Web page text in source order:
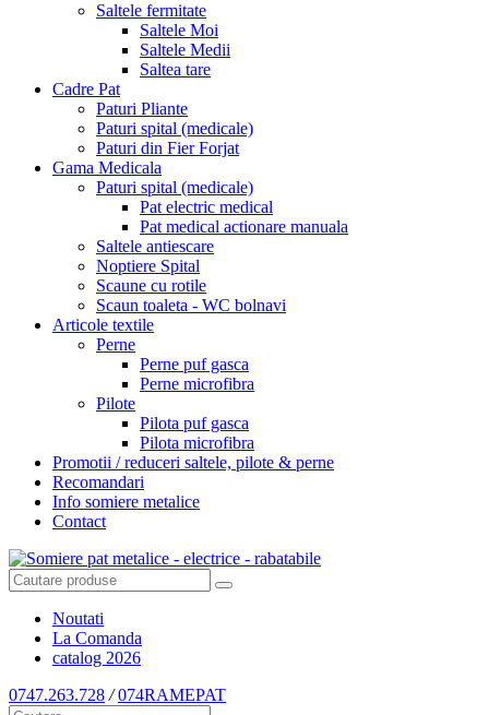
Saltele fermitate
Saltele Moi
Saltele Medii
Saltea tare
Cadre Pat
Paturi Pliante
Paturi spital (medicale)
Paturi din Fier Forjat
Gama Medicala
Paturi spital (medicale)
Pat electric medical
Pat medical actionare manuala
Saltele antiescare
Noptiere Spital
Scaune cu rotile
Scaun toaleta - WC bolnavi
Articole textile
Perne
Perne puf gasca
Perne microfibra
Pilote
Pilota puf gasca
Pilota microfibra
Promotii / reduceri saltele, pilote & perne
Recomandari
Info somiere metalice
Contact
Noutati
La Comanda
catalog 2026
0747.263.728 / 074RAMEPAT